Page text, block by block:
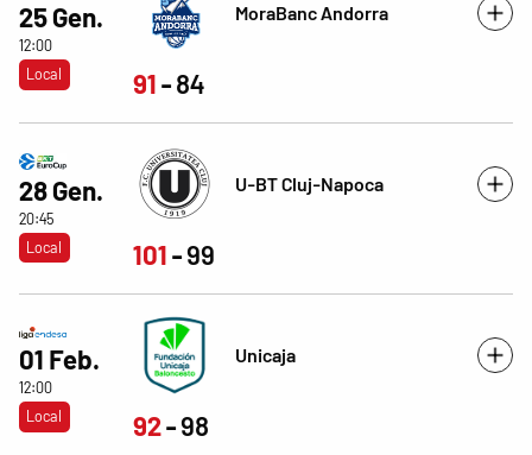
25 Gen.
12:00
Local
MoraBanc Andorra
91 84
28 Gen.
20:45
Local
U-BT Cluj-Napoca
101 99
01 Feb.
12:00
Local
Unicaja
92 98